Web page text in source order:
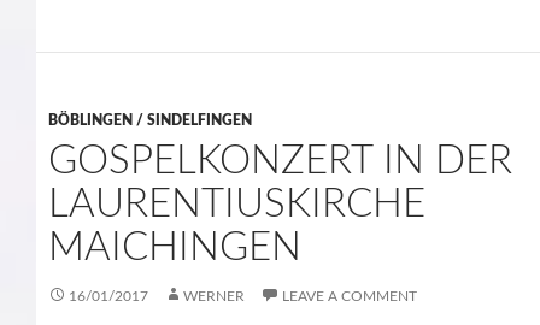
BÖBLINGEN / SINDELFINGEN
GOSPELKONZERT IN DER
LAURENTIUSKIRCHE
MAICHINGEN
16/01/2017 WERNER LEAVE A COMMENT